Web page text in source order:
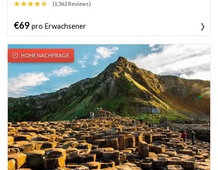
(1,562 Reviews)
€69 pro Erwachsener
HOHE NACHFRAGE